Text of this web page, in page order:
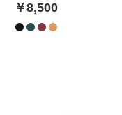
￥8,500